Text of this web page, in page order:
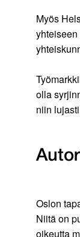
Myös
olla
niin
Oslon
Niitä on
oikeutta